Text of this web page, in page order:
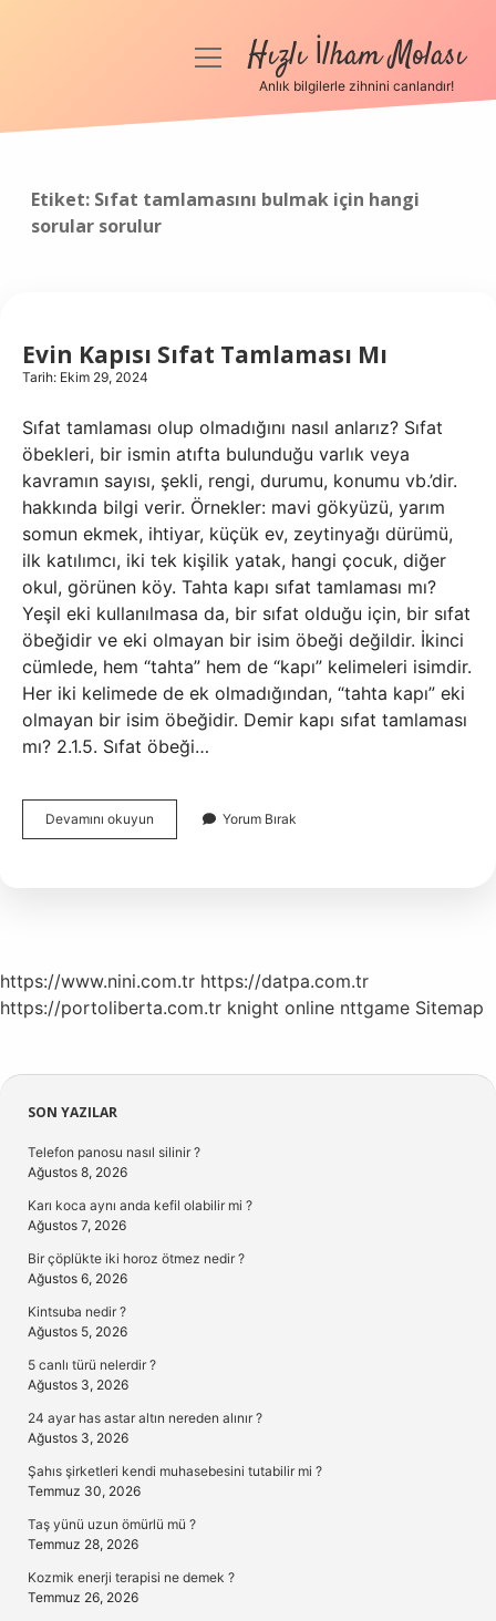
Anasayfa
Yasal Uyarı
menüyüHızlı İlham Molası
Anlık bilgilerle zihnini canlandır!
Etiket: Sıfat tamlamasını bulmak için hangi
sorular sorulur
Evin Kapısı Sıfat Tamlaması Mı
Tarih: Ekim 29, 2024
Sıfat tamlaması olup olmadığını nasıl anlarız? Sıfat
öbekleri, bir ismin atıfta bulunduğu varlık veya
kavramın sayısı, şekli, rengi, durumu, konumu vb.’dir.
hakkında bilgi verir. Örnekler: mavi gökyüzü, yarım
somun ekmek, ihtiyar, küçük ev, zeytinyağı dürümü,
ilk katılımcı, iki tek kişilik yatak, hangi çocuk, diğer
okul, görünen köy. Tahta kapı sıfat tamlaması mı?
Yeşil eki kullanılmasa da, bir sıfat olduğu için, bir sıfat
öbeğidir ve eki olmayan bir isim öbeği değildir. İkinci
cümlede, hem “tahta” hem de “kapı” kelimeleri isimdir.
Her iki kelimede de ek olmadığından, “tahta kapı” eki
olmayan bir isim öbeğidir. Demir kapı sıfat tamlaması
mı? 2.1.5. Sıfat öbeği…
Devamını okuyun
Kapısı
Yorum Bırak
https://www.nini.com.tr https://datpa.com.tr
https://portoliberta.com.tr knight online nttgame Sitemap
Sidebar
SON YAZILAR
Telefon panosu nasıl silinir ?
Ağustos 8, 2026
Karı koca aynı anda kefil olabilir mi ?
Ağustos 7, 2026
Bir çöplükte iki horoz ötmez nedir ?
Ağustos 6, 2026
Kintsuba nedir ?
Ağustos 5, 2026
5 canlı türü nelerdir ?
Ağustos 3, 2026
24 ayar has astar altın nereden alınır ?
Ağustos 3, 2026
Şahıs şirketleri kendi muhasebesini tutabilir mi ?
Temmuz 30, 2026
Taş yünü uzun ömürlü mü ?
Temmuz 28, 2026
Kozmik enerji terapisi ne demek ?
Temmuz 26, 2026